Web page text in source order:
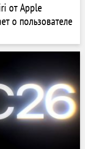
от Apple
о пользователе